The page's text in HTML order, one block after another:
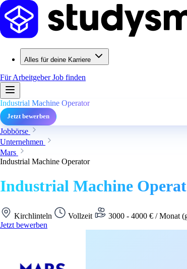
Alles für deine Karriere
Für ArbeitgeberJob finden
Industrial Machine Operator
Jetzt bewerben
Jobbörse
Unternehmen
Mars
Industrial Machine Operator
Industrial Machine
Kirchlinteln Vollzeit 3000 - 4000 € / Monat
Jetzt bewerben